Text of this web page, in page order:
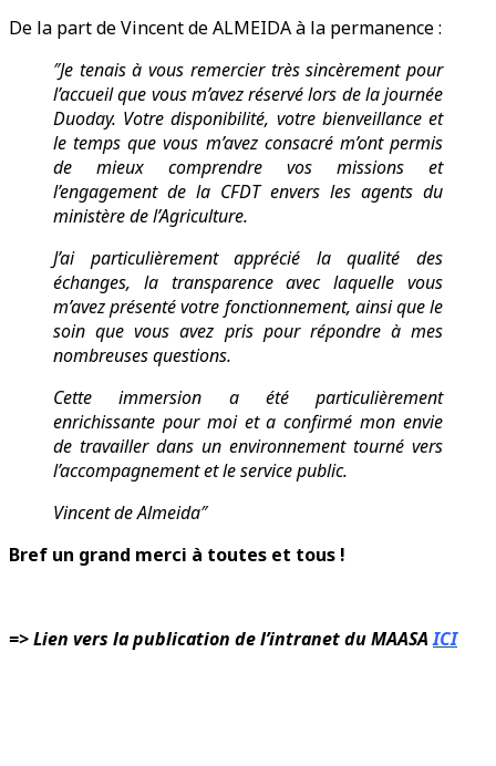
De la part de Vincent de ALMEIDA à la permanence :
″Je tenais à vous remercier très sincèrement pour
l’accueil que vous m’avez réservé lors de la journée
Duoday. Votre disponibilité, votre bienveillance et
le temps que vous m’avez consacré m’ont permis
de mieux comprendre vos missions et
l’engagement de la CFDT envers les agents du
ministère de l’Agriculture.
J’ai particulièrement apprécié la qualité des
échanges, la transparence avec laquelle vous
m’avez présenté votre fonctionnement, ainsi que le
soin que vous avez pris pour répondre à mes
nombreuses questions.
Cette immersion a été particulièrement
enrichissante pour moi et a confirmé mon envie
de travailler dans un environnement tourné vers
l’accompagnement et le service public.
Vincent de Almeida″
Bref un grand merci à toutes et tous !
=>Lien vers la publication de l’intranet du MAASA ICI